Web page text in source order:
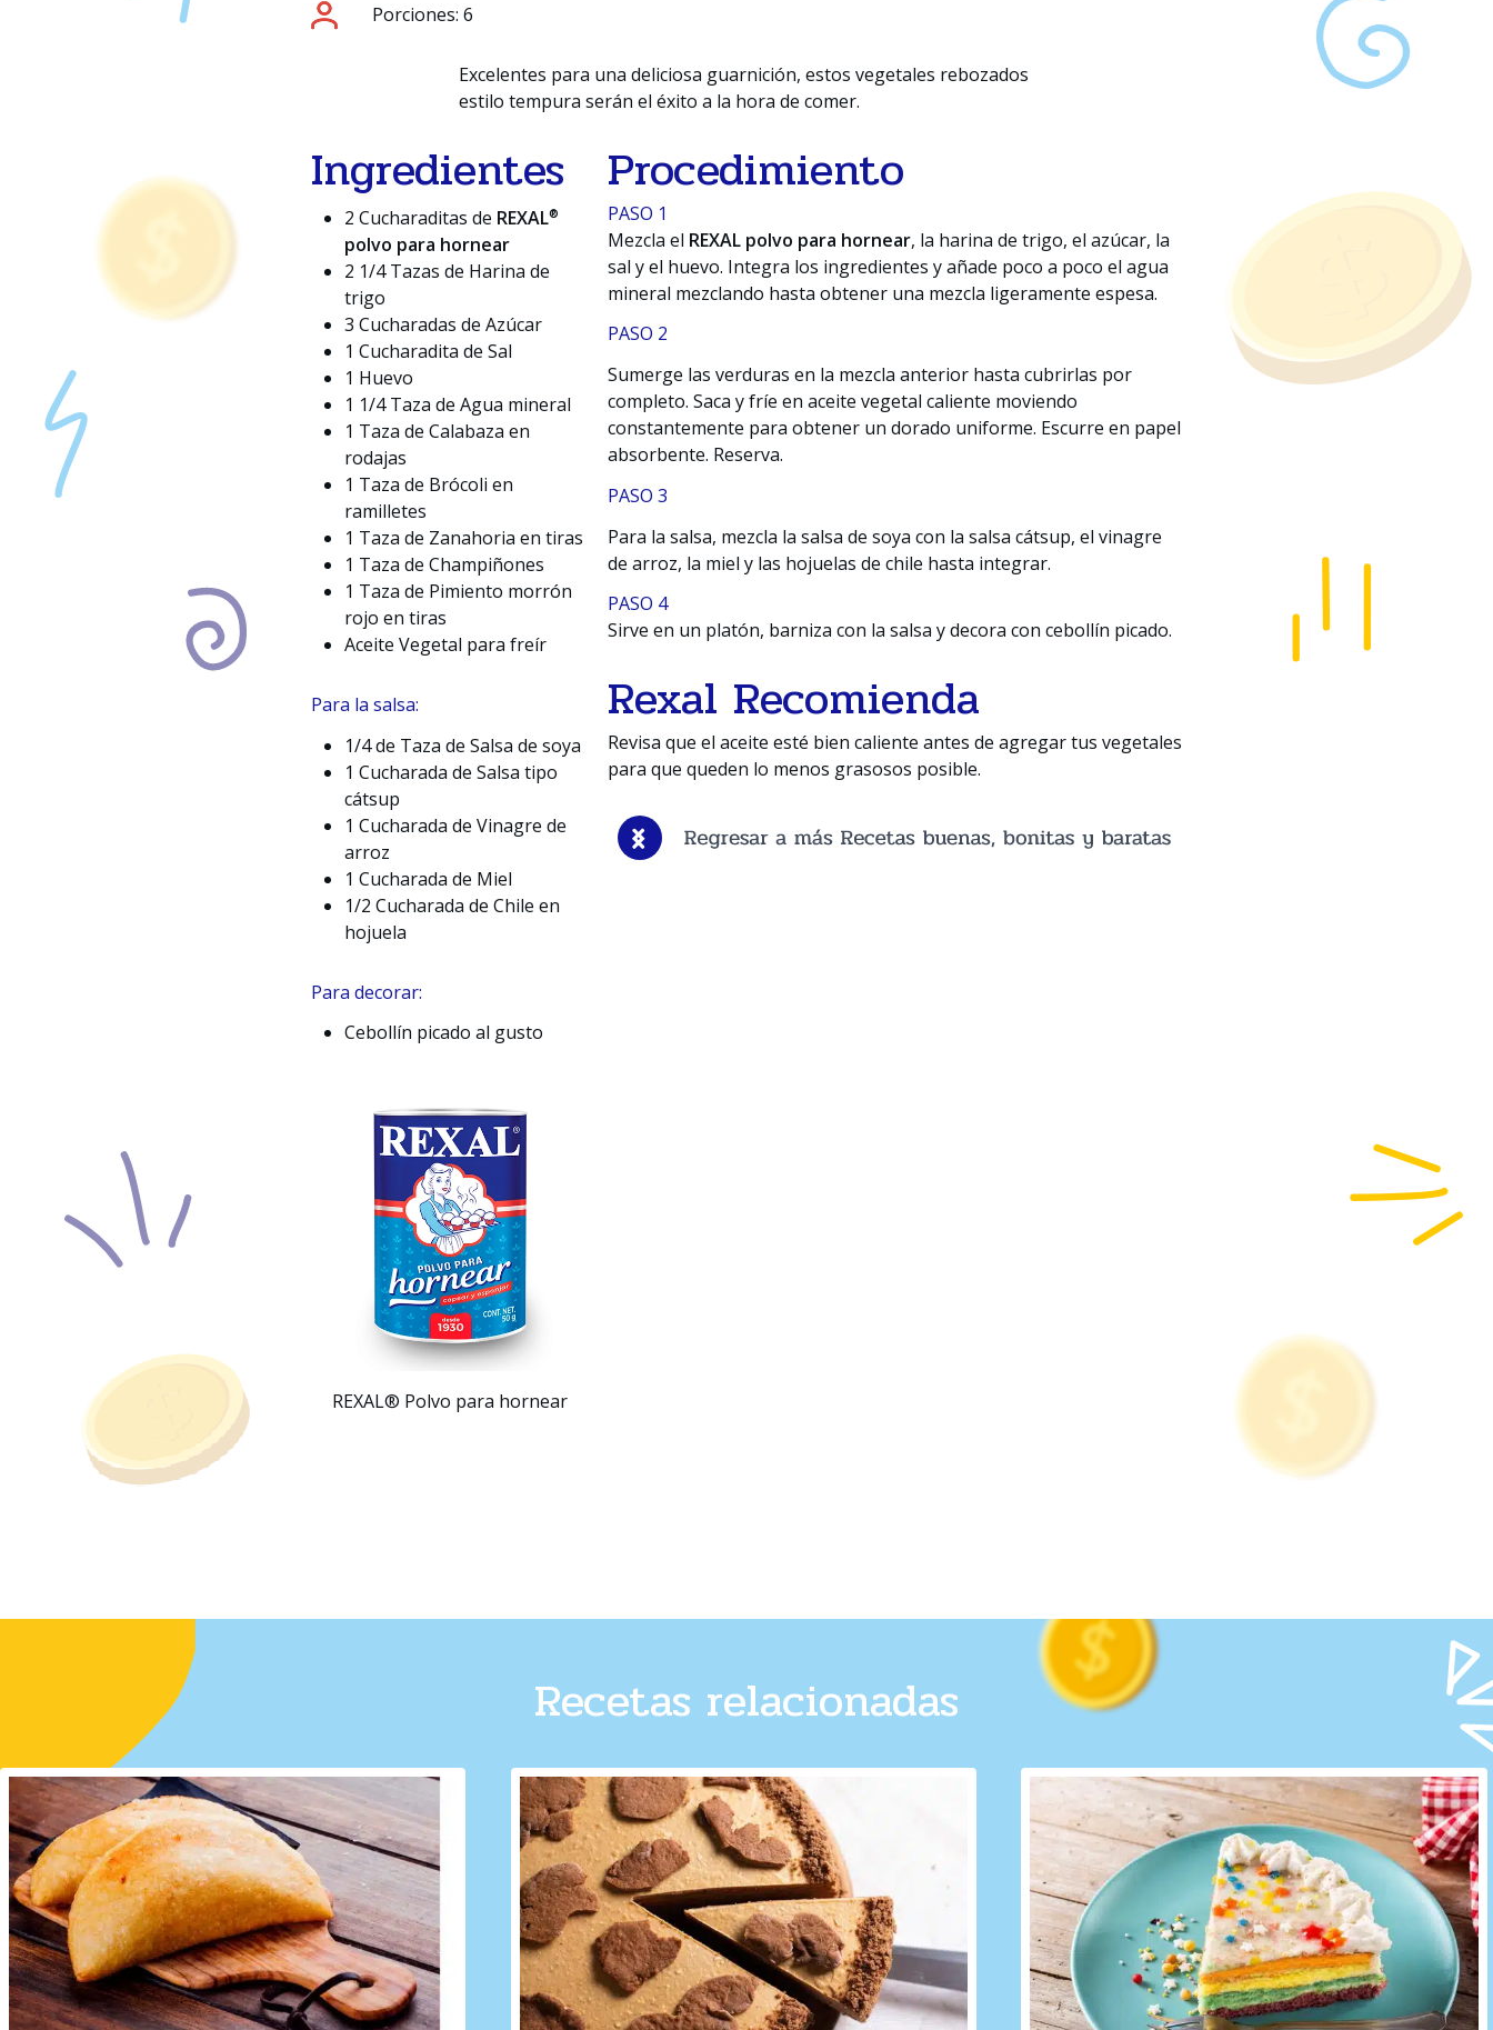
Porciones: 6
Excelentes para una deliciosa guarnición, estos vegetales rebozados
estilo tempura serán el éxito a la hora de comer.
Ingredientes
2 Cucharaditas de REXAL®
polvo para hornear
2 1/4 Tazas de Harina de
trigo
3 Cucharadas de Azúcar
1 Cucharadita de Sal
1 Huevo
1 1/4 Taza de Agua mineral
1 Taza de Calabaza en
rodajas
1 Taza de Brócoli en
ramilletes
1 Taza de Zanahoria en tiras
1 Taza de Champiñones
1 Taza de Pimiento morrón
rojo en tiras
Aceite Vegetal para freír
Para la salsa:
1/4 de Taza de Salsa de soya
1 Cucharada de Salsa tipo
cátsup
1 Cucharada de Vinagre de
arroz
1 Cucharada de Miel
1/2 Cucharada de Chile en
hojuela
Para decorar:
Cebollín picado al gusto
REXAL® Polvo para hornear
Procedimiento
PASO 1
Mezcla el REXAL polvo para hornear, la harina de trigo, el azúcar, la
sal y el huevo. Integra los ingredientes y añade poco a poco el agua
mineral mezclando hasta obtener una mezcla ligeramente espesa.
PASO 2
Sumerge las verduras en la mezcla anterior hasta cubrirlas por
completo. Saca y fríe en aceite vegetal caliente moviendo
constantemente para obtener un dorado uniforme. Escurre en papel
absorbente. Reserva.
PASO 3
Para la salsa, mezcla la salsa de soya con la salsa cátsup, el vinagre
de arroz, la miel y las hojuelas de chile hasta integrar.
PASO 4
Sirve en un platón, barniza con la salsa y decora con cebollín picado.
Rexal Recomienda
Revisa que el aceite esté bien caliente antes de agregar tus vegetales
para que queden lo menos grasosos posible.
Recetas relacionadas